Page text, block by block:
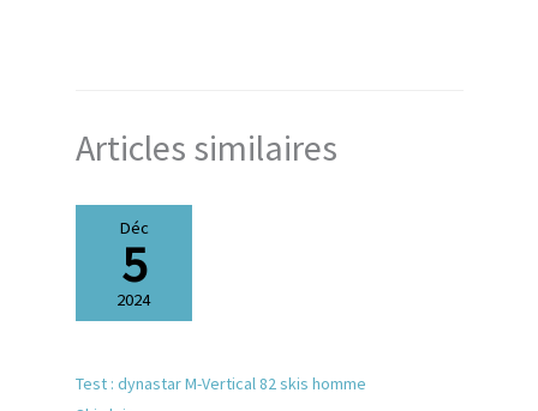
Articles similaires
Déc
5
2024
Test : dynastar M-Vertical 82 skis homme